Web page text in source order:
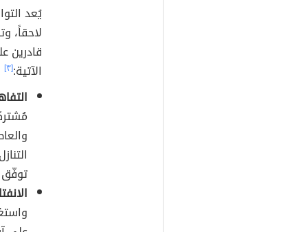
يُعد
لاحقاً،
قادرين
الآتية:[٣]
توفّق